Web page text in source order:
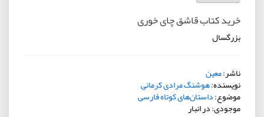
خرید کتاب قاشق چای خوری
بزرگسال
ناشر:معین
نویسنده:هوشنگ مرادی کرمانی
موضوع:داستان‌های کوتاه فارسی
موجودی: در انبار